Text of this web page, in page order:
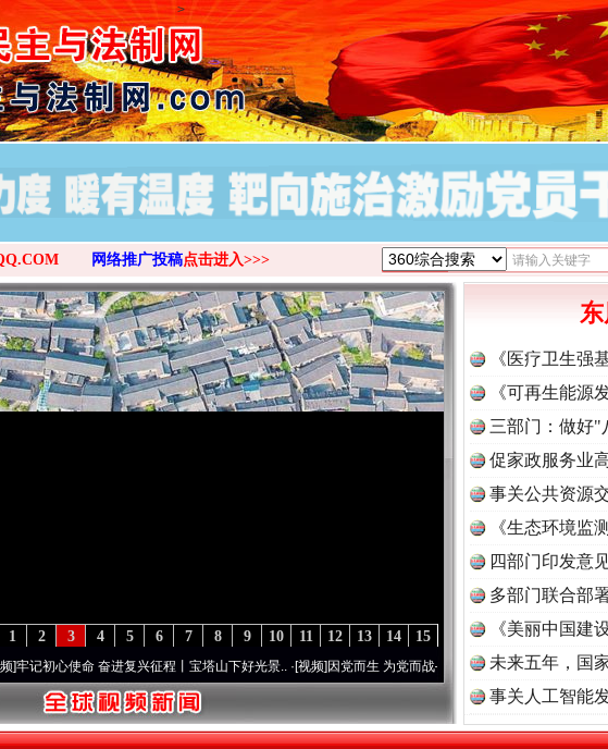
>
网络推广投稿点击进入>>>
15
14
13
12
11
10
9
8
7
6
5
4
3
2
1
心使命 奋进复兴征程丨宝塔山下好光景..·[视频]因党而生 为党而战——百年“纪”事⑧加强纪律..·[视频]牢
《医疗卫生强
《可再生能源
三部门：做好"
促家政服务业
事关公共资源
《生态环境监
读
四部门印发意
多部门联合部
《美丽中国建
未来五年，国
事关人工智能